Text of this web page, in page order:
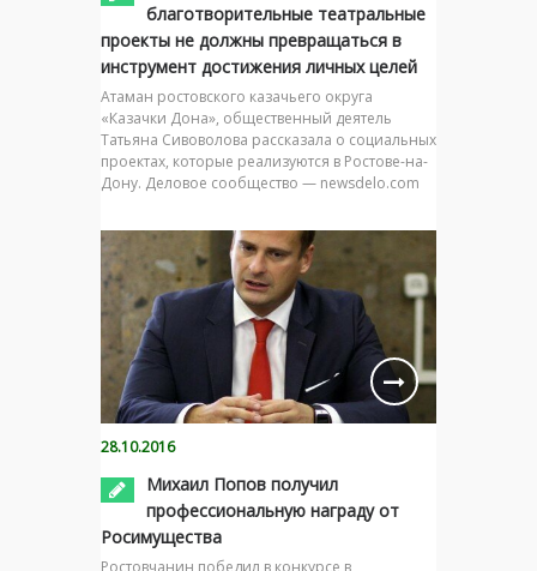
благотворительные театральные
проекты не должны превращаться в
инструмент достижения личных целей
Атаман ростовского казачьего округа
«Казачки Дона», общественный деятель
Татьяна Сивоволова рассказала о социальных
проектах, которые реализуются в Ростове-на-
Дону. Деловое сообщество — newsdelo.com
28.10.2016
Михаил Попов получил
профессиональную награду от
Росимущества
Ростовчанин победил в конкурсе в